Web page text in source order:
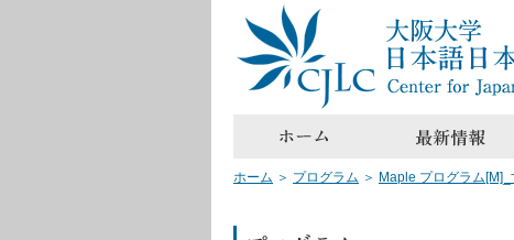
ホーム ＞ プログラム ＞ Maple プログラム